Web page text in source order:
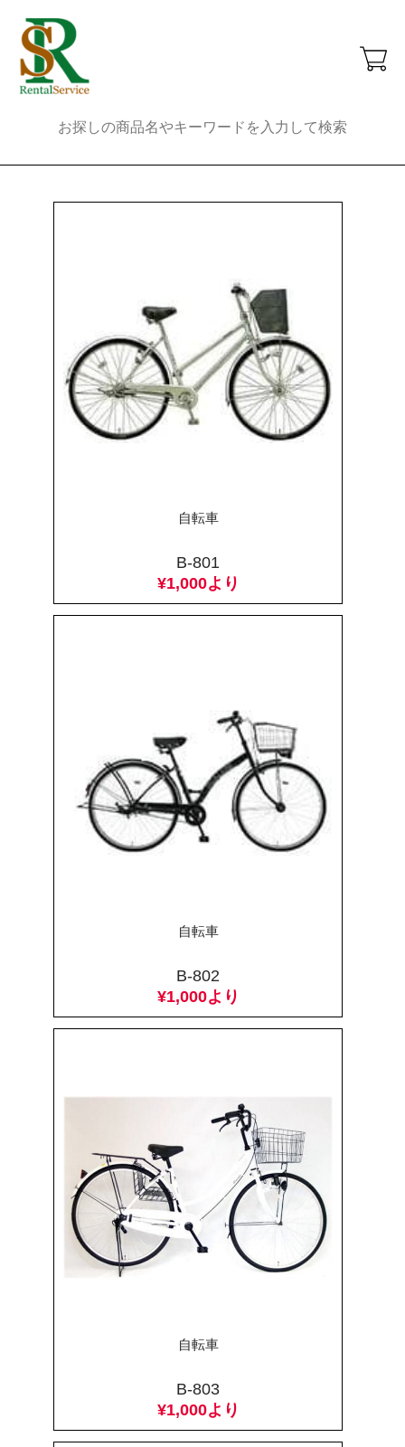
自転車
B-801
¥1,000より
自転車
B-802
¥1,000より
自転車
B-803
¥1,000より